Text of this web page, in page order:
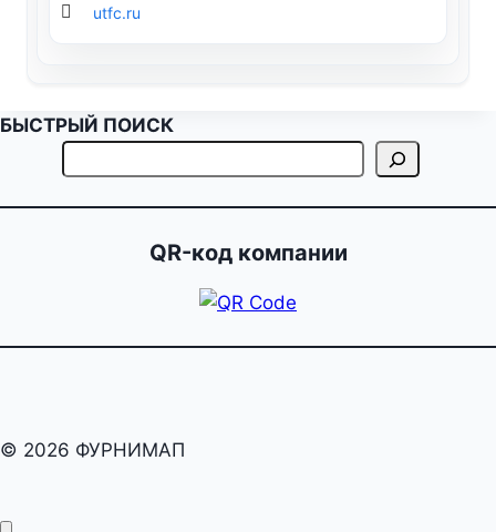
utfc.ru
БЫСТРЫЙ ПОИСК
QR-код компании
© 2026 ФУРНИМАП